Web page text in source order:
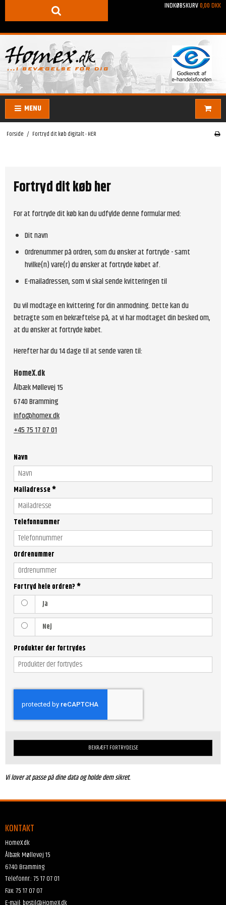
INDKØBSKURV0,00 DKK
MENU
Forside / Fortryd dit køb digitalt - HER
Fortryd dit køb her
For at fortryde dit køb kan du udfylde denne formular med:
Dit navn
Ordrenummer på ordren, som du ønsker at fortryde - samt
hvilke(n) vare(r) du ønsker at fortryde købet af.
E-mailadressen, som vi skal sende kvitteringen til
Du vil modtage en kvittering for din anmodning. Dette kan du
betragte som en bekræftelse på, at vi har modtaget din besked om,
at du ønsker at fortryde købet.
Herefter har du 14 dage til at sende varen til:
HomeX.dk
Ålbæk Møllevej 15
6740 Bramming
info@homex.dk
+45 75 17 07 01
Navn
Mailadresse*
Telefonnummer
Ordrenummer
Fortryd hele ordren?*
Ja
Nej
Produkter der fortrydes
BEKRÆFT FORTRYDELSE
Vi lover at passe på dine data og holde dem sikret.
KONTAKT
HomeX.dk
Ålbæk Møllevej 15
6740 Bramming
Telefonnr.:75 17 07 01
Fax:75 17 07 07